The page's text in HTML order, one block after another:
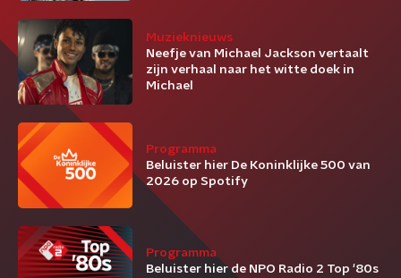
Muzieknieuws
Neefje van Michael Jackson vertaalt
zijn verhaal naar het witte doek in
Michael
Programma
Beluister hier De Koninklijke 500 van
2026 op Spotify
Programma
Beluister hier de NPO Radio 2 Top '80s